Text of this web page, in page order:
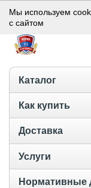
Каталог
Как купить
Доставка
Услуги
Нормативные
Мы используем
с сайтом